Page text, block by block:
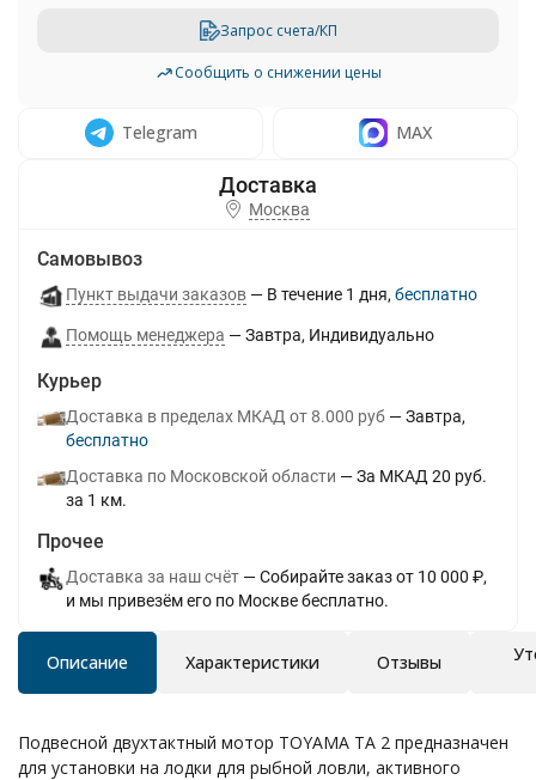
Запрос счета/КП
Сообщить о снижении цены
Telegram MAX
Москва
Самовывоз
Пункт выдачи заказов В течение 1 дня Бесплатно
Помощь менеджера Завтра Индивидуально
Курьер
Доставка в пределах МКАД от 8.000 руб
Завтра
Бесплатно
Доставка по Московской области
За МКАД 20 руб.
за 1 км.
Прочее
Доставка за наш счёт
Собирайте заказ от 10 000 ₽,
и мы привезём его по Москве бесплатно.
Описание Характеристики Отзывы
Подвесной двухтактный мотор TOYAMA TA 2 предназначен
для установки на лодки для рыбной ловли, активного